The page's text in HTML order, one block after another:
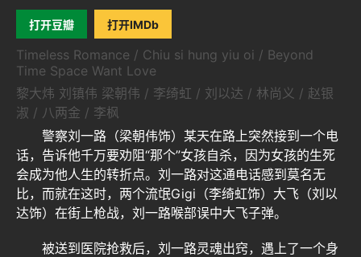
打开豆瓣 打开IMDb
Timeless Romance / Chiu si hung yiu oi / Beyond
Time Space Want Love
黎大炜 刘镇伟 梁朝伟 / 李绮虹 / 刘以达 / 林尚义 / 赵银
淑 / 八两金 / 李枫
警察刘一路（梁朝伟饰）某天在路上突然接到一个电
话，告诉他千万要劝阻“那个”女孩自杀，因为女孩的生死
会成为他人生的转折点。刘一路对这通电话感到莫名无
比，而就在这时，两个流氓Gigi（李绮虹饰）大飞（刘以
达饰）在街上枪战，刘一路喉部误中大飞子弹。
被送到医院抢救后，刘一路灵魂出窍，遇上了一个身